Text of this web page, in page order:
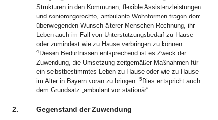
Strukturen in den Kommunen, flexible Assistenzleistungen
und seniorengerechte, ambulante Wohnformen tragen dem
überwiegenden Wunsch älterer Menschen Rechnung, ihr
Leben auch im Fall von Unterstützungsbedarf zu Hause
oder zumindest wie zu Hause verbringen zu können.
4Diesen Bedürfnissen entsprechend ist es Zweck der
Zuwendung, die Umsetzung zeitgemäßer Maßnahmen für
ein selbstbestimmtes Leben zu Hause oder wie zu Hause
im Alter in Bayern voran zu bringen. 5 Dies entspricht auch
dem Grundsatz „ambulant vor stationär“.
2. Gegenstand der Zuwendung